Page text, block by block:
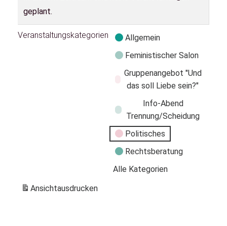
geplant.
Veranstaltungskategorien
Allgemein
Feministischer Salon
Gruppenangebot "Und
das soll Liebe sein?"
Info-Abend
Trennung/Scheidung
Politisches
Rechtsberatung
Alle Kategorien
Ansichtausdrucken